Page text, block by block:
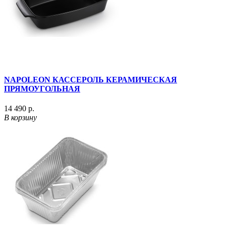
NAPOLEON КАССЕРОЛЬ КЕРАМИЧЕСКАЯ
ПРЯМОУГОЛЬНАЯ
14 490 р.
В корзину